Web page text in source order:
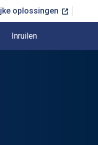
oplossingen
Inruilen